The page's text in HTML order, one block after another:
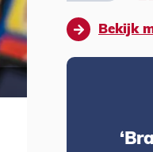
Bekijk